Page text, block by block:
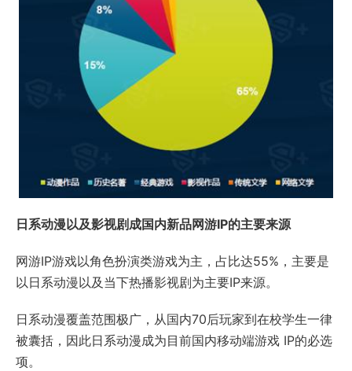
日系动漫以及影视剧成国内新品网游IP的主要来源
网游IP游戏以角色扮演类游戏为主，占比达55%，主要是
以日系动漫以及当下热播影视剧为主要IP来源。
日系动漫覆盖范围极广，从国内70后玩家到在校学生一律
被囊括，因此日系动漫成为目前国内移动端游戏 IP的必选
项。